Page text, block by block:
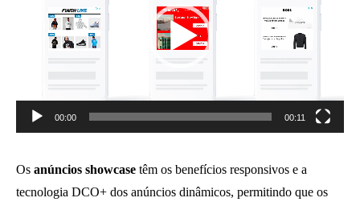
00:00 00:11
Os anúncios showcase têm os benefícios responsivos e a
tecnologia DCO+ dos anúncios dinâmicos, permitindo que os